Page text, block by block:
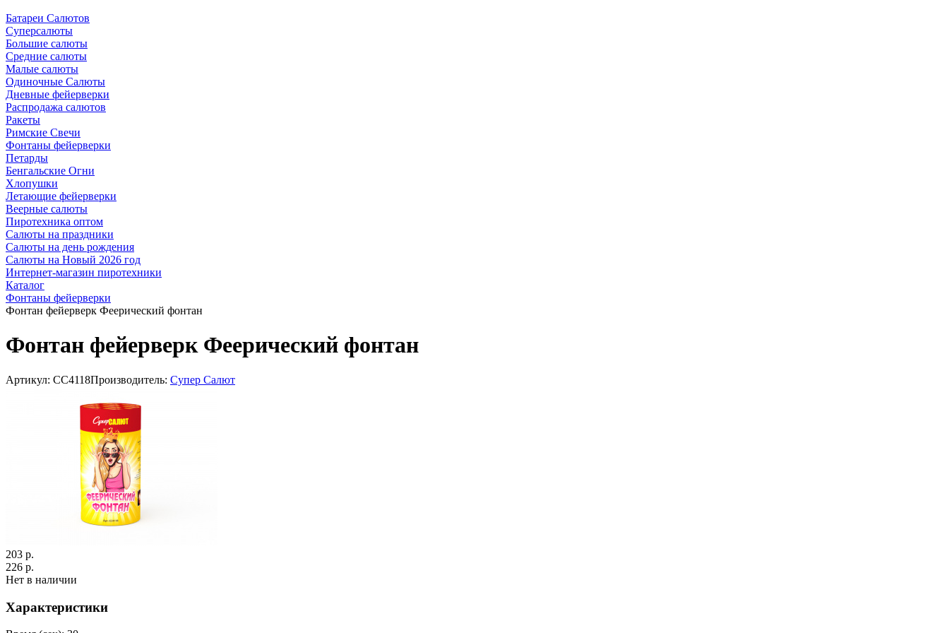
Батареи Салютов
Суперсалюты
Большие салюты
Средние салюты
Малые салюты
Одиночные Салюты
Дневные фейерверки
Распродажа салютов
Ракеты
Римские Свечи
Фонтаны фейерверки
Петарды
Бенгальские Огни
Хлопушки
Летающие фейерверки
Веерные салюты
Пиротехника оптом
Салюты на праздники
Салюты на день рождения
Салюты на Новый 2026 год
Интернет-магазин пиротехники
Каталог
Фонтаны фейерверки
Фонтан фейерверк Феерический фонтан
Фонтан фейерверк Феерический фонтан
Артикул: СС4118Производитель: Супер Салют
203 р.
226 р.
Нет в наличии
Характеристики